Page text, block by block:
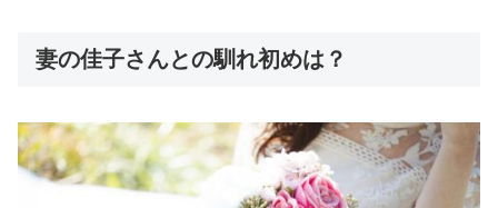
妻の佳子さんとの馴れ初めは？